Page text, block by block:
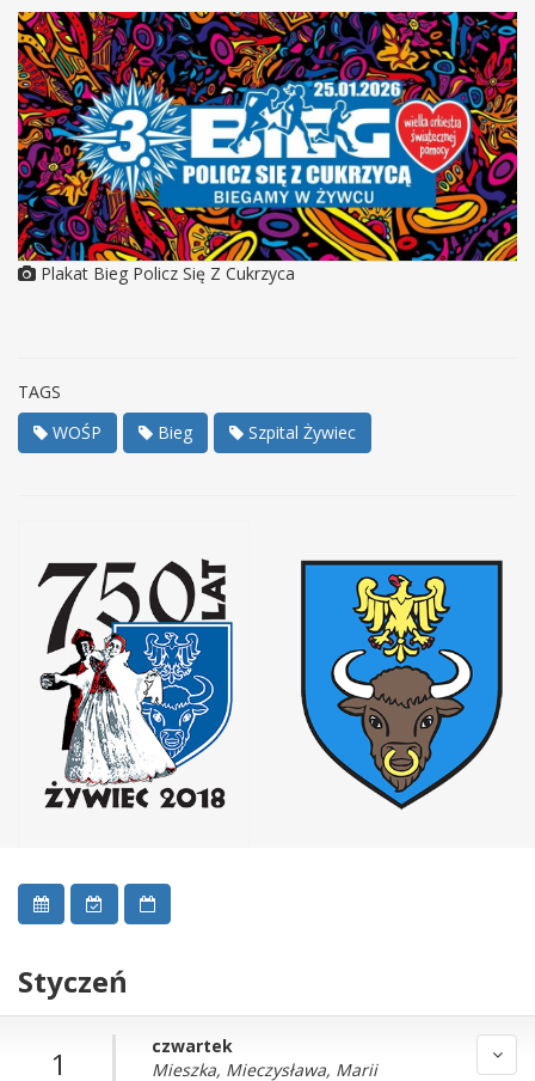
Plakat Bieg Policz Się Z Cukrzyca
TAGS
WOŚP
Bieg Szpital Żywiec
Styczeń
1
czwartek
Mieszka, Mieczysława, Marii